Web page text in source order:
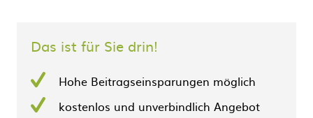
Das ist für Sie drin!
Hohe Beitragseinsparungen möglich
kostenlos und unverbindlich Angebot